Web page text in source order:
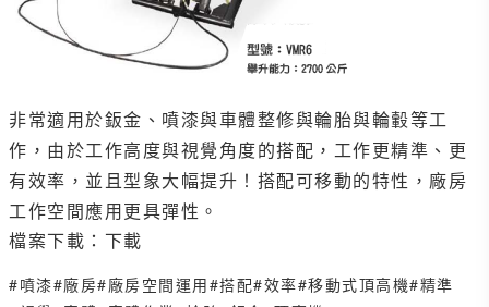
非常適用於鈑金、噴漆與車體整修與輪胎與輪轂等工
作，由於工作高度與視覺角度的搭配，工作更精準、更
有效率，並且型象大幅提升！搭配可移動的特性，廠房
工作空間應用更具彈性。
檔案下載： 下載
#噴漆#廠房#廠房空間運用#搭配#效率#移動式頂高機#精準